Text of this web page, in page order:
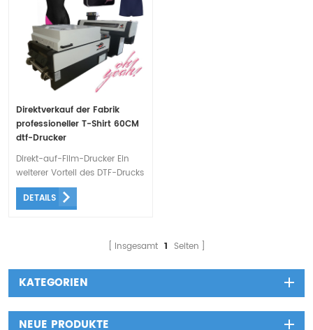
Direktverkauf der Fabrik
professioneller T-Shirt 60CM
dtf-Drucker
Direkt-auf-Film-Drucker Ein
weiterer Vorteil des DTF-Drucks
im Vergleich zum
herkömmlichen Druck ist seine
die Modebranche zunehmend
macht.
DETAILS
Insgesamt 1 Seiten
KATEGORIEN
NEUE PRODUKTE